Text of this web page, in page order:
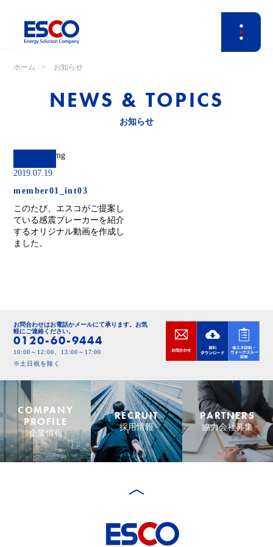
ホーム お知らせ
NEWS & TOPICS
お知らせ
2019.07.19
member01_int03
このたび、エスコがご提案し
ている感震ブレーカーを紹介
するオリジナル動画を作成し
ました。
お問合わせはお電話かメールにて承ります。 お気
軽にご連絡ください。
0120-60-9444
10:00～12:00、13:00～17:00
※土日祝を除く
COMPANY
PROFILE
企業情報
RECRUIT
採用情報
PARTNERS
協力会社募集